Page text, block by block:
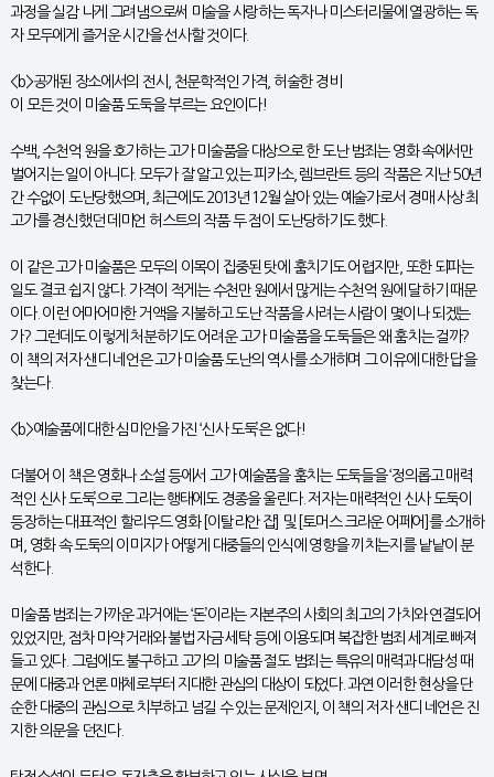
과정을 실감 나게 그려냄으로써 미술을 사랑하는 독자나 미스터리물에 열광하는 독
자 모두에게 즐거운 시간을 선사할 것이다.
<b>공개된 장소에서의 전시, 천문학적인 가격, 허술한 경비
이 모든 것이 미술품 도둑을 부르는 요인이다!
수백, 수천억 원을 호가하는 고가 미술품을 대상으로 한 도난 범죄는 영화 속에서만
벌어지는 일이 아니다. 모두가 잘 알고 있는 피카소, 렘브란트 등의 작품은 지난 50년
간 수없이 도난당했으며, 최근에도 2013년 12월 살아 있는 예술가로서 경매 사상 최
고가를 경신했던 데미언 허스트의 작품 두 점이 도난당하기도 했다.
이 같은 고가 미술품은 모두의 이목이 집중된 탓에 훔치기도 어렵지만, 또한 되파는
일도 결코 쉽지 않다. 가격이 적게는 수천만 원에서 많게는 수천억 원에 달하기 때문
이다. 이런 어마어마한 거액을 지불하고 도난 작품을 사려는 사람이 몇이나 되겠는
가? 그런데도 이렇게 처분하기도 어려운 고가 미술품을 도둑들은 왜 훔치는 걸까?
이 책의 저자 샌디 네언은 고가 미술품 도난의 역사를 소개하며 그 이유에 대한 답을
찾는다.
<b>예술품에 대한 심미안을 가진 ‘신사 도둑’은 없다!
더불어 이 책은 영화나 소설 등에서 고가 예술품을 훔치는 도둑들을 ‘정의롭고 매력
적인 신사 도둑’으로 그리는 행태에도 경종을 울린다. 저자는 매력적인 신사 도둑이
등장하는 대표적인 할리우드 영화 [이탈리안 잡] 및 [토머스 크라운 어페어]를 소개하
며, 영화 속 도둑의 이미지가 어떻게 대중들의 인식에 영향을 끼치는지를 낱낱이 분
석한다.
미술품 범죄는 가까운 과거에는 ‘돈’이라는 자본주의 사회의 최고의 가치와 연결되어
있었지만, 점차 마약 거래와 불법 자금 세탁 등에 이용되며 복잡한 범죄 세계로 빠져
들고 있다. 그럼에도 불구하고 고가의 미술품 절도 범죄는 특유의 매력과 대담성 때
문에 대중과 언론 매체로부터 지대한 관심의 대상이 되었다. 과연 이러한 현상을 단
순한 대중의 관심으로 치부하고 넘길 수 있는 문제인지, 이 책의 저자 샌디 네언은 진
지한 의문을 던진다.